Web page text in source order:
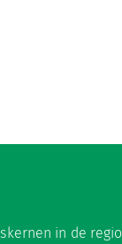
in de regio